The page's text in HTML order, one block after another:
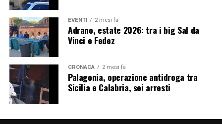
EVENTI 2 mesi fa
Adrano, estate 2026: tra i big Sal da
Vinci e Fedez
CRONACA 2 mesi fa
Palagonia, operazione antidroga tra
Sicilia e Calabria, sei arresti